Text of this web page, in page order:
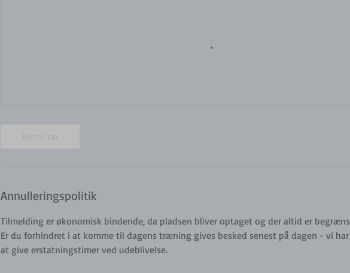
Annulleringspolitik
Tilmelding er økonomisk bindende, da pladsen bliver optaget og der altid er
Er du forhindret i at komme til dagens træning gives besked senest på dagen - vi
at give erstatningstimer ved udeblivelse.